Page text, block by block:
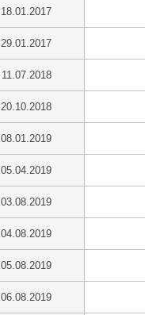
18.01.2017
29.01.2017
11.07.2018
20.10.2018
08.01.2019
05.04.2019
03.08.2019
04.08.2019
05.08.2019
06.08.2019